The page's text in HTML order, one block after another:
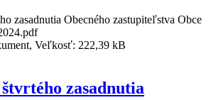
zasadnutia Obecného zastupiteľstva Obce
Veľkosť: 222,39 kB
zasadnutia